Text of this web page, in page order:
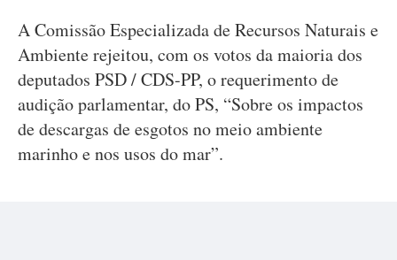
A Comissão Especializada de Recursos Naturais e
Ambiente rejeitou, com os votos da maioria dos
deputados PSD / CDS-PP, o requerimento de
audição parlamentar, do PS, “Sobre os impactos
de descargas de esgotos no meio ambiente
marinho e nos usos do mar”.